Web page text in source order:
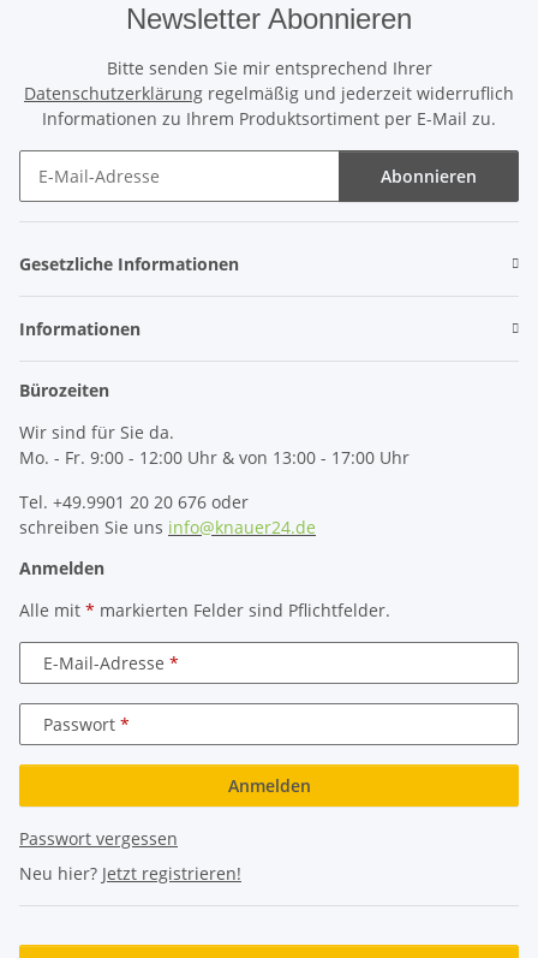
Newsletter Abonnieren
Bitte senden Sie mir entsprechend Ihrer
Datenschutzerklärung regelmäßig und jederzeit widerruflich
Informationen zu Ihrem Produktsortiment per E-Mail zu.
Abonnieren
Gesetzliche Informationen
Informationen
Bürozeiten
Wir sind für Sie da.
Mo. - Fr. 9:00 - 12:00 Uhr & von 13:00 - 17:00 Uhr
Tel. +49.9901 20 20 676 oder
schreiben Sie uns info@knauer24.de
Anmelden
Alle mit * markierten Felder sind Pflichtfelder.
E-Mail-Adresse
Passwort
Anmelden
Passwort vergessen
Neu hier? Jetzt registrieren!